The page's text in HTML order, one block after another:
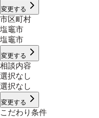
変更する
市区町村
塩竈市
塩竈市
変更する
相談内容
選択なし
選択なし
変更する
こだわり条件